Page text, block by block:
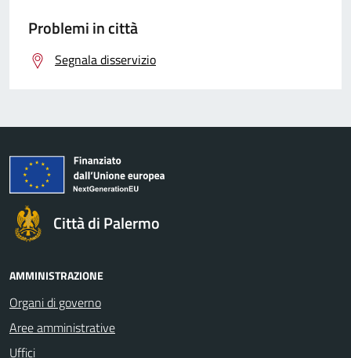
Problemi in città
Segnala disservizio
Città di Palermo
AMMINISTRAZIONE
Organi di governo
Aree amministrative
Uffici